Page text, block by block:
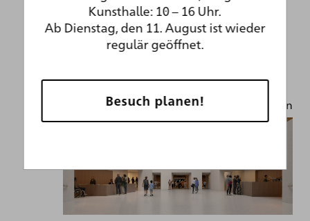
© Staab Architekten, Berlin
Kunsthalle: 10 – 16 Uhr.
Ab Dienstag, den 11. August ist wieder
regulär geöffnet.
Besuch planen!